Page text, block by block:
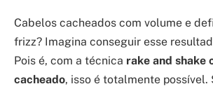
Cabelos cacheados com volume e
frizz? Imagina conseguir esse
Pois é, com a técnica rake and shake
cacheado, isso é totalmente possível.